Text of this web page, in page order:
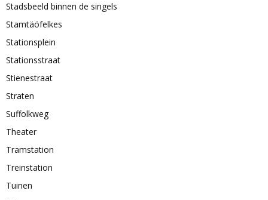
Stadsbeeld binnen de singels
Stamtäöfelkes
Stationsplein
Stationsstraat
Stienestraat
Straten
Suffolkweg
Theater
Tramstation
Treinstation
Tuinen